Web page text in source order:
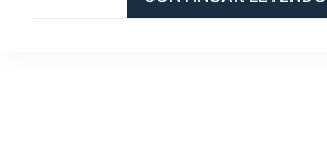
LO
QUE